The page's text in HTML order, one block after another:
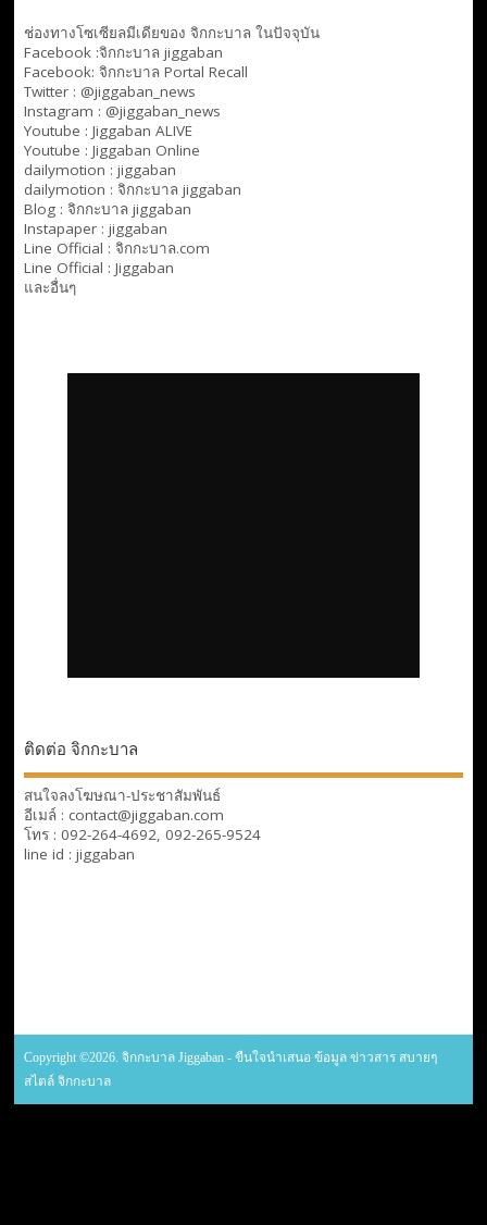
ช่องทางโซเซียลมีเดียของ จิกกะบาล ในปัจจุบัน
Facebook :จิกกะบาล jiggaban
Facebook: จิกกะบาล Portal Recall
Twitter : @jiggaban_news
Instagram : @jiggaban_news
Youtube : Jiggaban ALIVE
Youtube : Jiggaban Online
dailymotion : jiggaban
dailymotion : จิกกะบาล jiggaban
Blog : จิกกะบาล jiggaban
Instapaper : jiggaban
Line Official : จิกกะบาล.com
Line Official : Jiggaban
และอื่นๆ
ติดต่อ จิกกะบาล
สนใจลงโฆษณา-ประชาสัมพันธ์
อีเมล์ : contact@jiggaban.com
โทร : 092-264-4692, 092-265-9524
line id : jiggaban
Copyright ©2026. จิกกะบาล Jiggaban - ขืนใจนำเสนอ ข้อมูล ข่าวสาร สบายๆ
สไตล์ จิกกะบาล